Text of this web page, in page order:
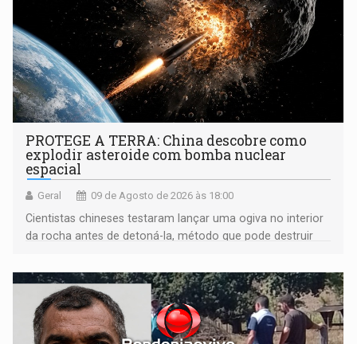
PROTEGE A TERRA: China descobre como
explodir asteroide com bomba nuclear
espacial
Geral 09 de Agosto de 2026 às 18:00
Cientistas chineses testaram lançar uma ogiva no interior
da rocha antes de detoná-la, método que pode destruir